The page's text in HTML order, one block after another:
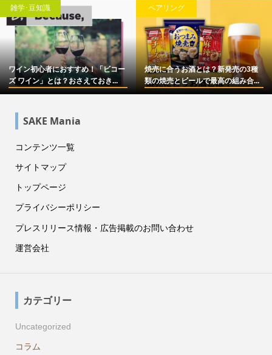
雑学･豆知識
ワイン初心者におすすめ！「ビコー
ズ ワイン」とは？おさえておき...
ペアリング
焼売に合うお酒とは？新発売の3種
類の焼売とビールで最高の組み合...
SAKE Mania
コンテンツ一覧
サイトマップ
トップページ
プライバシーポリシー
プレスリリース情報・広告掲載のお問い合わせ
運営会社
カテゴリー
Uncategorized
コラム